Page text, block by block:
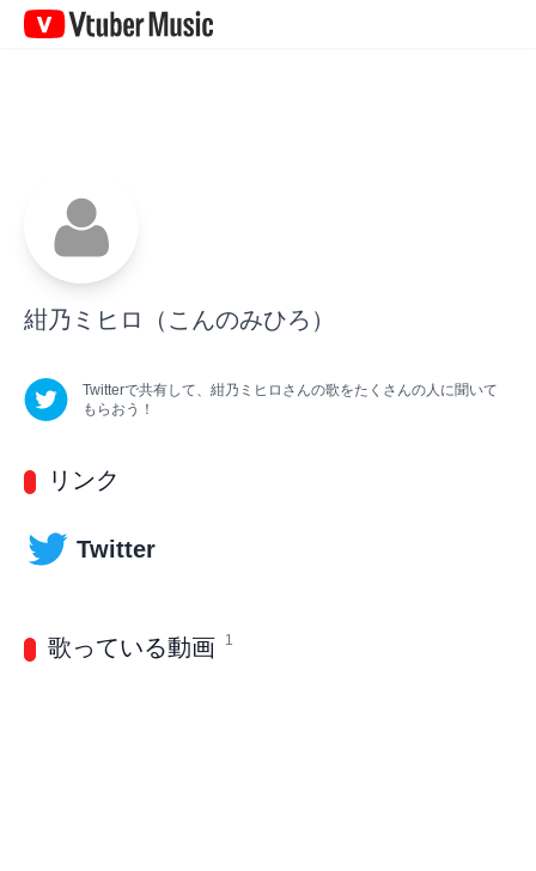
Vtuber
紺乃ミヒロ （こんのみひろ）
Twitterで共有して、紺乃ミヒロ さんの歌をたくさんの人に聞いて
もらおう！
リンク
Twitter
歌っている動画 1